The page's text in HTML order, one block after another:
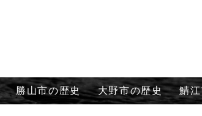
勝山市の歴史 大野市の歴史 鯖